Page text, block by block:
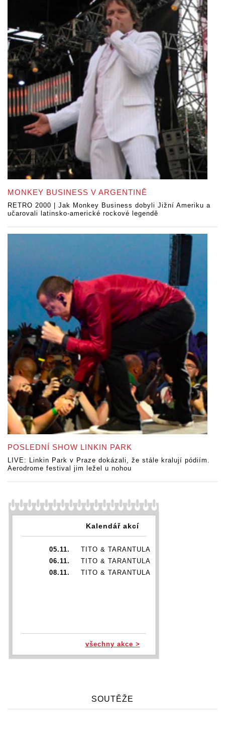
MONKEY BUSINESS V ARGENTINĚ
RETRO 2000 | Jak Monkey Business dobyli Jižní Ameriku a
učarovali latinsko-americké rockové legendě
POSLEDNÍ SHOW LINKIN PARK
LIVE: Linkin Park v Praze dokázali, že stále kralují pódiím.
Aerodrome festival jim ležel u nohou
Kalendář akcí
05.11.
TITO & TARANTULA
06.11.
TITO & TARANTULA
08.11.
TITO & TARANTULA
všechny akce >
SOUTĚŽE